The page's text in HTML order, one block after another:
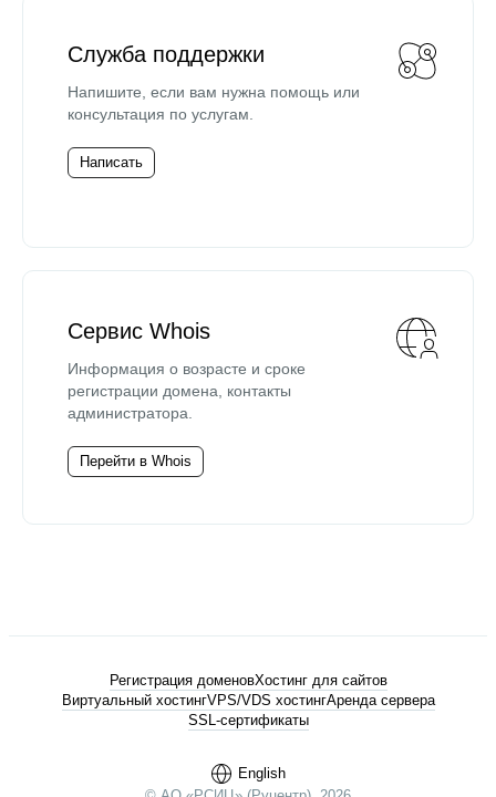
Служба поддержки
Напишите, если вам нужна помощь или
консультация по услугам.
Написать
Сервис Whois
Информация о возрасте и сроке
регистрации домена, контакты
администратора.
Перейти в Whois
English
Регистрация доменовХостинг для сайтов
Виртуальный хостингVPS/VDS хостингАренда сервера
SSL-сертификаты